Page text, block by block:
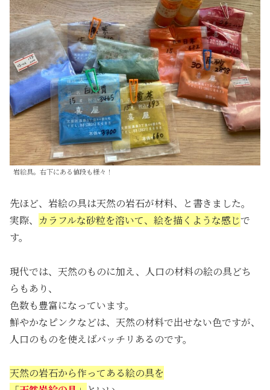
岩絵具。右下にある値段も様々！
先ほど、岩絵の具は天然の岩石が材料、と書きました。
実際、 カラフルな砂粒を溶いて、絵を描くような感じで
す。
現代では、天然のものに加え、人口の材料の絵の具どち
らもあり、
色数も豊富になっています。
鮮やかなピンクなどは、天然の材料で出せない色ですが、
人口のものを使えばバッチリあるのです。
天然の岩石から作ってある絵の具を